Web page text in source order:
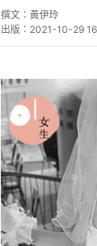
撰文： 黃伊玲
出版： 2021-10-29